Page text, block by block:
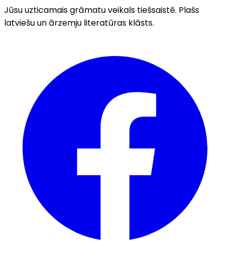
Jūsu uzticamais grāmatu veikals tiešsaistē. Plašs
latviešu un ārzemju literatūras klāsts.